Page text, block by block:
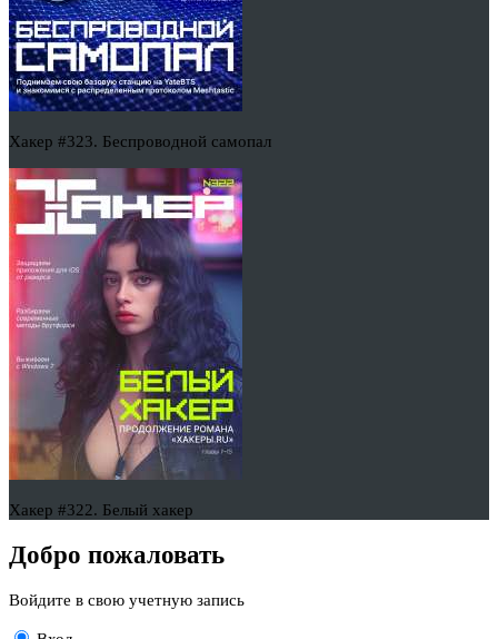
Хакер #323. Беспроводной самопал
Хакер #322. Белый хакер
Добро пожаловать
Войдите в свою учетную запись